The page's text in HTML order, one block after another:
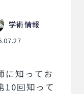
学術情報
に知ってお
回知って